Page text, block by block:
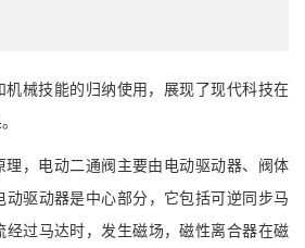
械技能的归纳使用，展现了现代科技在
，电动二通阀主要由电动驱动器、阀体
驱动器是中心部分，它包括可逆同步马
经过马达时，发生磁场，磁性离合器在磁